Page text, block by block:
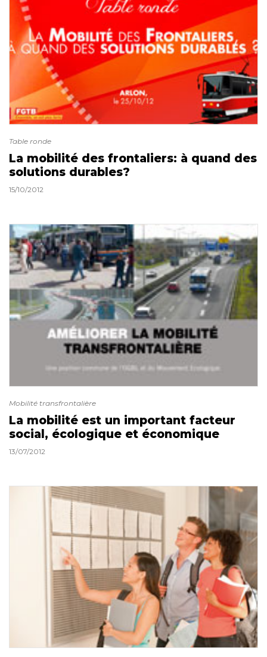
Table ronde
La mobilité des frontaliers: à quand des
solutions durables?
15/10/2012
Mobilité transfrontalière
La mobilité est un important facteur
social, écologique et économique
13/07/2012